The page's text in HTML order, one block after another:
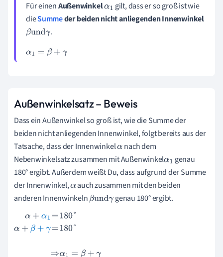
Für einenAußenwinkelα1 gilt, dass er so groß ist wie
dieSummeder beiden nicht anliegenden Innenwinkel
βundγ .
α1=β+ γ
Außenwinkelsatz – Beweis
Dass ein Außenwinkel so groß ist, wie die Summe der
beiden nicht anliegenden Innenwinkel, folgt bereits aus der
Tatsache, dass der Innenwinkelα nach dem
Nebenwinkelsatz zusammen mit Außenwinkelα1 genau
180° ergibt. Außerdem weißt Du, dass aufgrund der Summe
der Innenwinkel,αauch zusammen mit den beiden
anderen Innenwinkelnβundγ genau 180° ergibt.
1= °α